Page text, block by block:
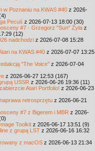
w Poznaniu na KWAS #40 z 2026-
Pecuś z 2026-07-13 18:00 (30)
#7 - Grzegorz "Sun" Żyła z
(12)
nadchodzi z 2026-07-08 15:28
na KWAS #40 z 2026-07-07 13:25
"The Voice" z 2026-07-04
z 2026-06-27 12:53 (167)
USSR z 2026-06-26 19:36 (11)
Atari Portfolio! z 2026-06-23
retrosprzętu z 2026-06-21
#7 z Bigerem i MBR z 2026-
Toolkit z 2026-06-17 13:51 (9)
z grupą LST z 2026-06-16 16:32
z macOS z 2026-06-13 21:34